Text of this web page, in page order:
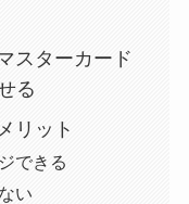
スターカード
る
リット
できる
い